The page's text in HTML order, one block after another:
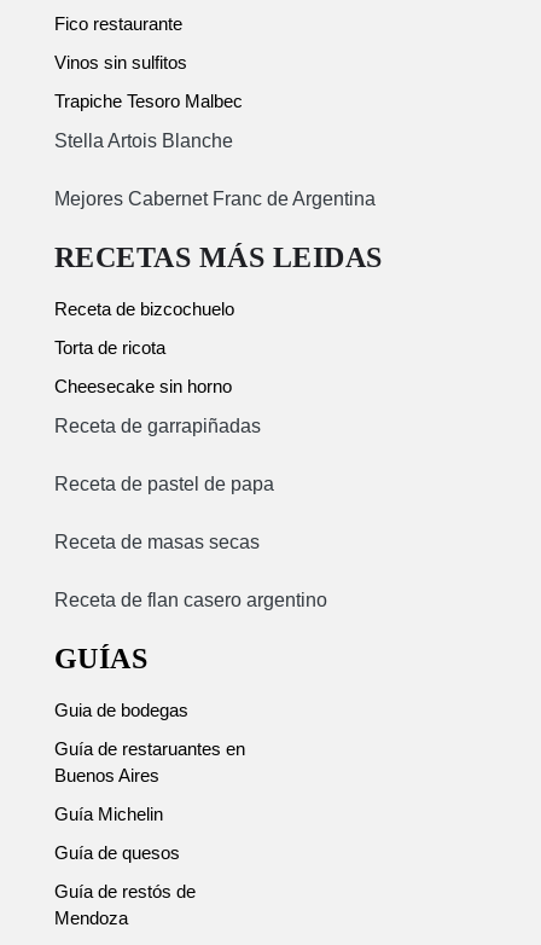
Fico restaurante
Vinos sin sulfitos
Trapiche Tesoro Malbec
Stella Artois Blanche
Mejores Cabernet Franc de Argentina
RECETAS MÁS LEIDAS
Receta de bizcochuelo
Torta de ricota
Cheesecake sin horno
Receta de garrapiñadas
Receta de pastel de papa
Receta de masas secas
Receta de flan casero argentino
GUÍAS
Guia de bodegas
Guía de restaruantes en
Buenos Aires
Guía Michelin
Guía de quesos
Guía de restós de
Mendoza